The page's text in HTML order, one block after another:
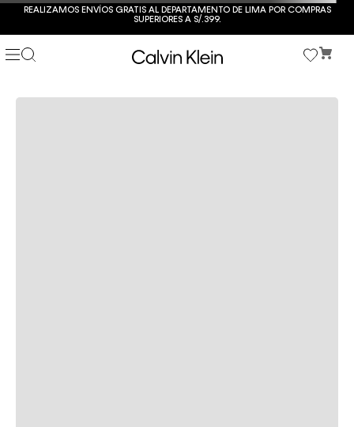
REALIZAMOS ENVÍOS GRATIS AL DEPARTAMENTO DE LIMA POR COMPRAS
SUPERIORES A S/.399.